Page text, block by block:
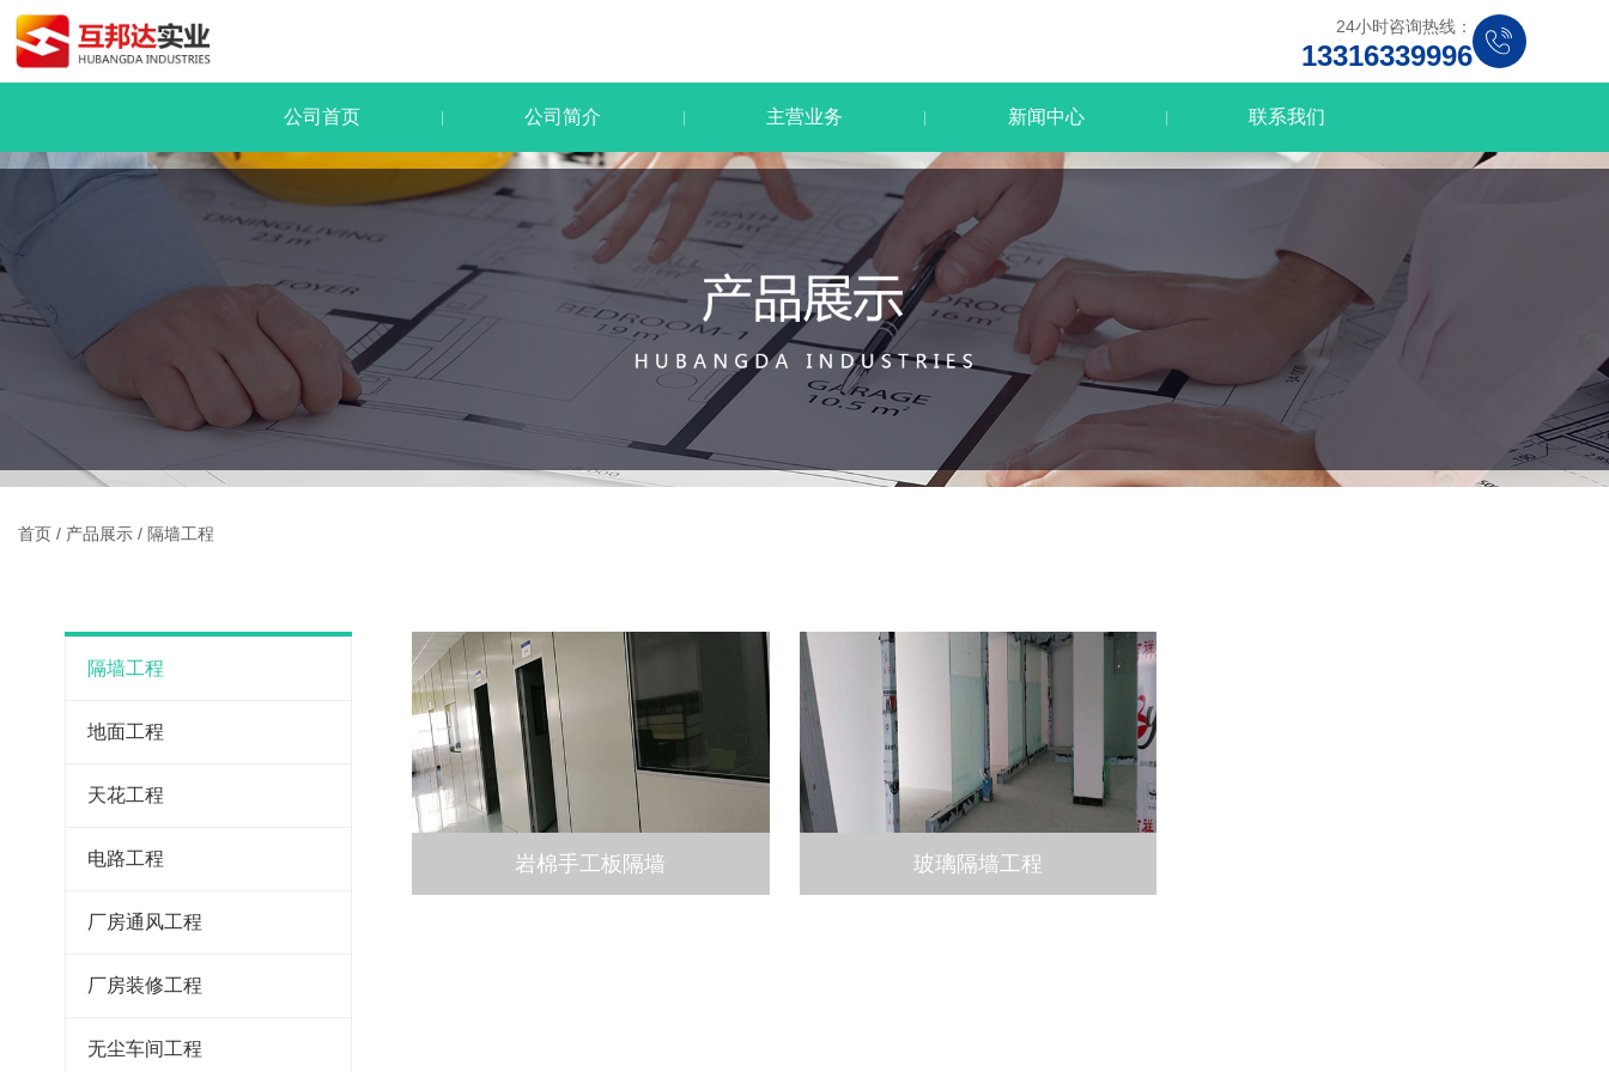
24小时咨询热线：
13316339996
公司首页 | 公司简介 | 主营业务 | 新闻中心 | 联系我们
首页 / 产品展示 / 隔墙工程
隔墙工程
地面工程
天花工程
电路工程
厂房通风工程
厂房装修工程
无尘车间工程
岩棉手工板隔墙 玻璃隔墙工程